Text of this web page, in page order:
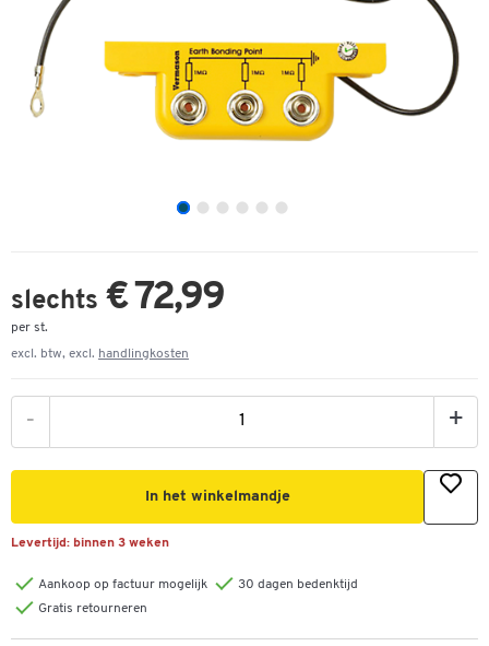
slechts € 72,99
per st.
excl. btw, excl. handlingkosten
- +
In het winkelmandje
Levertijd: binnen 3 weken
Aankoop op factuur mogelijk
30 dagen bedenktijd
Gratis retourneren